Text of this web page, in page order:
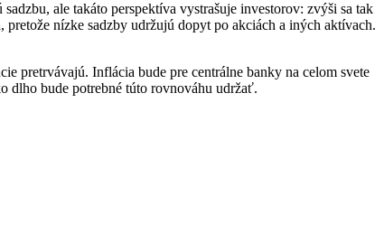
ale takáto perspektíva vystrašuje investorov: zvýši sa tak
nízke sadzby udržujú dopyt po akciách a iných aktívach.
pretrvávajú. Inflácia bude pre centrálne banky na celom svete
dlho bude potrebné túto rovnováhu udržať.